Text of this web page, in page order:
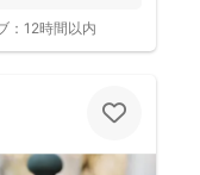
： 12時間以内